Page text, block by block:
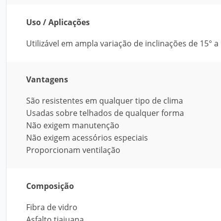
Uso / Aplicações
Utilizável em ampla variação de inclinações de 15° a
Vantagens
São resistentes em qualquer tipo de clima
Usadas sobre telhados de qualquer forma
Não exigem manutenção
Não exigem acessórios especiais
Proporcionam ventilação
Composição
Fibra de vidro